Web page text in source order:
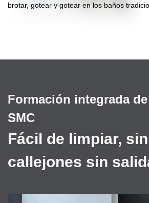
brotar, gotear y gotear en los baños
Formación integrada
SMC
Fácil de limpiar, sin
callejones sin